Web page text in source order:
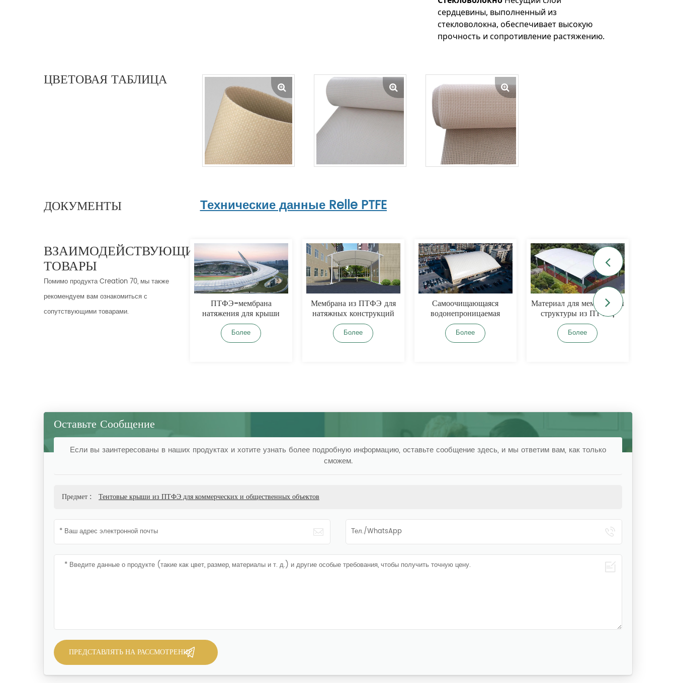
сердцевины, выполненный из
стекловолокна, обеспечивает высокую
прочность и сопротивление растяжению.
ЦВЕТОВАЯ ТАБЛИЦА
ДОКУМЕНТЫ Технические данные Relle PTFE
ВЗАИМОДЕЙСТВУЮЩИЕ
ТОВАРЫ
Помимо продукта Creation 70, мы также
рекомендуем вам ознакомиться с
сопутствующими товарами.
стадиона
ПТФЭ-мембрана
натяжения для крыши
стадиона
Более
Мембрана из ПТФЭ для
натяжных конструкций
Более
Самоочищающаяся
водонепроницаемая
мембрана из ПТФЭ
Более
Материал для мембранной
структуры из ПТФЭ,
изготовленный на заказ.
Более
Оставьте Сообщение
Если вы заинтересованы в наших продуктах и ​​хотите узнать более подробную информацию, оставьте сообщение здесь, и мы ответим вам, как только
сможем.
Предмет : Тентовые крыши из ПТФЭ для коммерческих и общественных объектов